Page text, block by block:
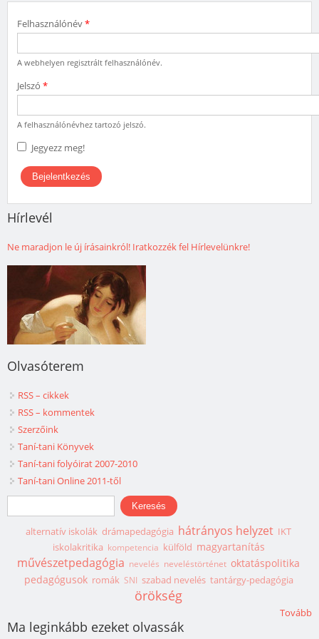
Felhasználónév*
A webhelyen regisztrált felhasználónév.
Jelszó *
A felhasználónévhez tartozó jelszó.
Jegyezz meg!
Hírlevél
Ne maradjon le új írásainkról! Iratkozzék fel Hírlevelünkre!
Olvasóterem
RSS – cikkek
RSS – kommentek
Szerzőink
Taní-tani Könyvek
Taní-tani folyóirat 2007-2010
Taní-tani Online 2011-től
Keresés űrlap
Keresés
alternatív iskolák drámapedagógia hátrányos helyzet IKT
iskolakritika kompetencia külföld magyartanítás
művészetpedagógia nevelés neveléstörténet oktatáspolitika
pedagógusok romák SNI szabad nevelés tantárgy-pedagógia
örökség
Tovább
Ma leginkább ezeket olvassák